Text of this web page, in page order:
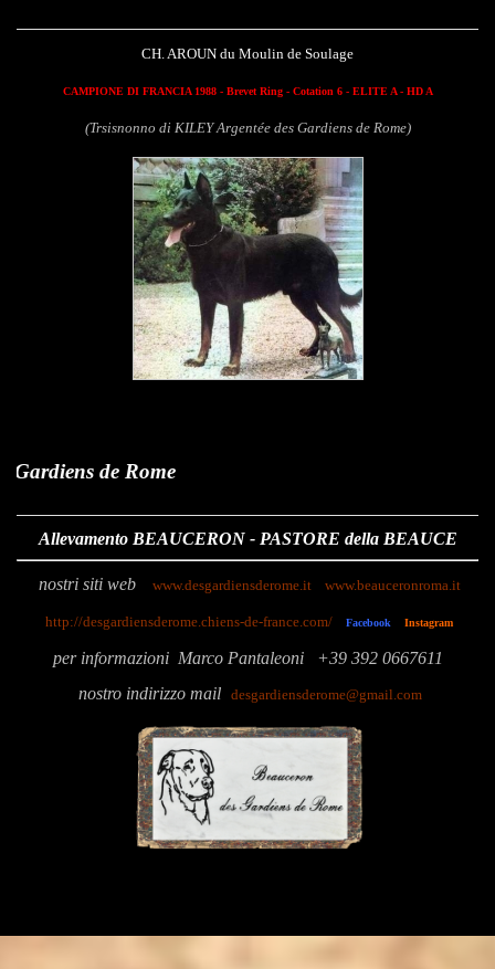
CH. AROUN du Moulin de Soulage
CAMPIONE DI FRANCIA 1988 - Brevet Ring - Cotation 6 - ELITE A - HD A
(Trsisnonno di KILEY Argentée des Gardiens de Rome)
de Rome
Allevamento BEAUCERON - PASTORE della BEAUCE
nostri siti web www.desgardiensderome.it www.beauceronroma.it
http://desgardiensderome.chiens-de-france.com/ Facebook Instagram
per informazioni Marco Pantaleoni
+39 392 0667611
nostro indirizzo mail
desgardiensderome@gmail.com